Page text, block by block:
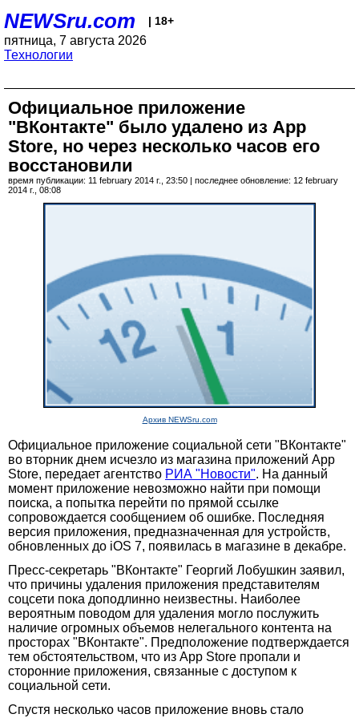
NEWSru.com | 18+
пятница, 7 августа 2026
Технологии
Официальное приложение
"ВКонтакте" было удалено из App
Store, но через несколько часов его
восстановили
время публикации: 11 february 2014 г., 23:50 | последнее обновление: 12 february
2014 г., 08:08
Архив NEWSru.com
Официальное приложение социальной сети "ВКонтакте"
во вторник днем исчезло из магазина приложений App
Store, передает агентство РИА "Новости". На данный
момент приложение невозможно найти при помощи
поиска, а попытка перейти по прямой ссылке
сопровождается сообщением об ошибке. Последняя
версия приложения, предназначенная для устройств,
обновленных до iOS 7, появилась в магазине в декабре.
Пресс-секретарь "ВКонтакте" Георгий Лобушкин заявил,
что причины удаления приложения представителям
соцсети пока доподлинно неизвестны. Наиболее
вероятным поводом для удаления могло послужить
наличие огромных объемов нелегального контента на
просторах "ВКонтакте". Предположение подтверждается
тем обстоятельством, что из App Store пропали и
сторонние приложения, связанные с доступом к
социальной сети.
Спустя несколько часов приложение вновь стало